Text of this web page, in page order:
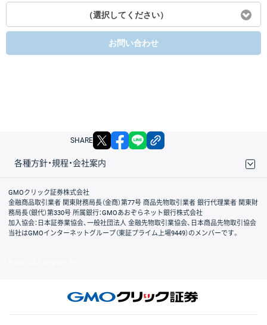
（選択してください）
お問い合わせ
SHARE X facebook
各種方針・規程・会社案内
取引規程・約款
サイトマップ
その他のご案内
個人情報保護方針
最良執行方針
サイトのご利用について
ディスクレイマー
信託保全
リスク説明
会社案内
GMOクリック証券株式会社
金融商品取引業者 関東財務局長（金商）第77号 商品先物取引業者 銀行代理業者 関東財
務局長（銀代）第330号 所属銀行：GMOあおぞらネット銀行株式会社
加入協会：日本証券業協会、一般社団法人 金融先物取引業協会、日本商品先物取引協会
当社はGMOインターネットグループ（東証プライム上場9449）のメンバーです。